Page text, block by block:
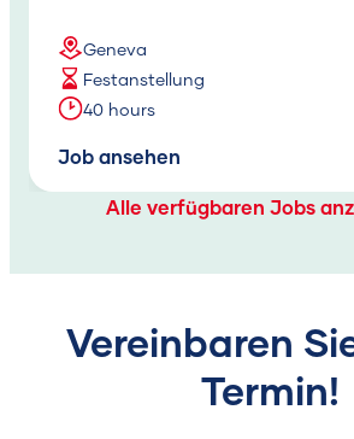
Geneva
Festanstellung
40 hours
Job ansehen
Alle verfügbaren Jobs
Vereinbaren
Termin!